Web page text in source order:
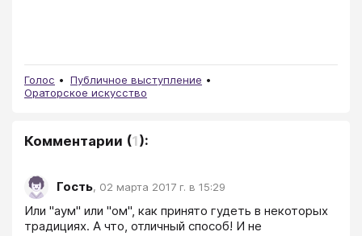
Голос
Публичное выступление
Ораторское искусство
Комментарии (1):
Гость, 02 марта 2017 г. в 15:29
Или "аум" или "ом", как принято гудеть в некоторых
традициях. А что, отличный способ! И не